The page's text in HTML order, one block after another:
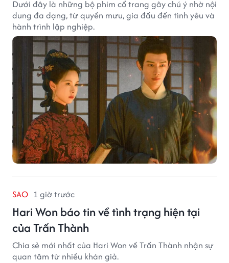
Dưới đây là những bộ phim cổ trang gây chú ý nhờ nội
dung đa dạng, từ quyền mưu, gia đấu đến tình yêu và
hành trình lập nghiệp.
SAO 1 giờ trước
Hari Won báo tin về tình trạng hiện tại
của Trấn Thành
Chia sẻ mới nhất của Hari Won về Trấn Thành nhận sự
quan tâm từ nhiều khán giả.